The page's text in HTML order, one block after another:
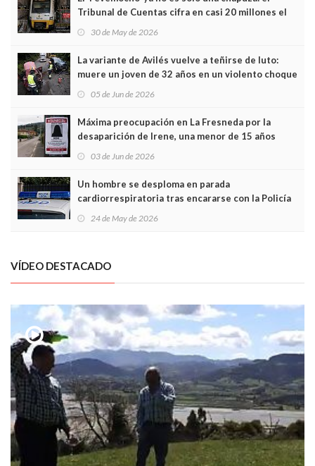
Tribunal de Cuentas cifra en casi 20 millones el
30 de May de 2026
La variante de Avilés vuelve a teñirse de luto:
muere un joven de 32 años en un violento choque
05 de Jun de 2026
Máxima preocupación en La Fresneda por la
desaparición de Irene, una menor de 15 años
03 de Jun de 2026
Un hombre se desploma en parada
cardiorrespiratoria tras encararse con la Policía
24 de May de 2026
VÍDEO DESTACADO